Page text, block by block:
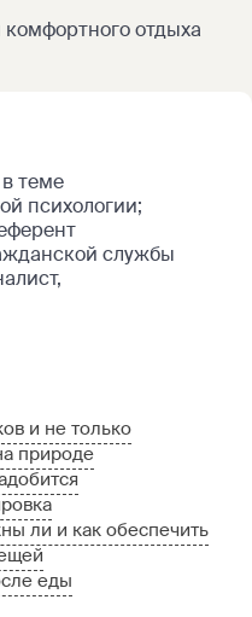
отдыха
теме
психологии;
службы
и не только
природе
ли и как обеспечить
еды